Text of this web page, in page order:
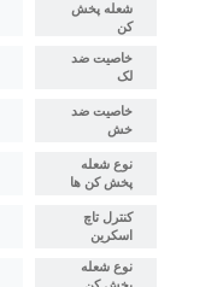
شعله پخش
کن
خاصیت ضد
لک
خاصیت ضد
خش
نوع شعله
پخش کن ها
کنترل تاچ
اسکرین
نوع شعله